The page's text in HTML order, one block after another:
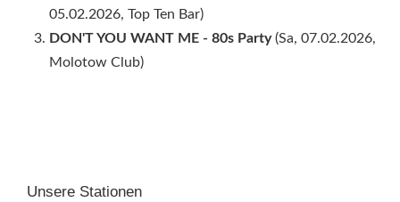
05.02.2026, Top Ten Bar)
DON'T YOU WANT ME - 80s Party(Sa, 07.02.2026,
Molotow Club)
Unsere Stationen